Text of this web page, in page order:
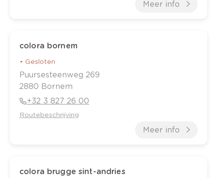
Meer info
colora bornem
• Gesloten
Puursesteenweg 269
2880 Bornem
+32 3 827 26 00
Routebeschrijving
Meer info
colora brugge sint-andries